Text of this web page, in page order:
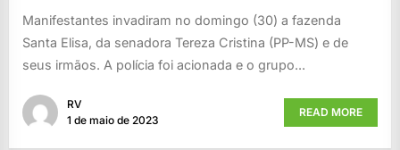
Manifestantes invadiram no domingo (30) a fazenda
Santa Elisa, da senadora Tereza Cristina (PP-MS) e de
seus irmãos. A polícia foi acionada e o grupo...
RV
1 de maio de 2023
READ MORE